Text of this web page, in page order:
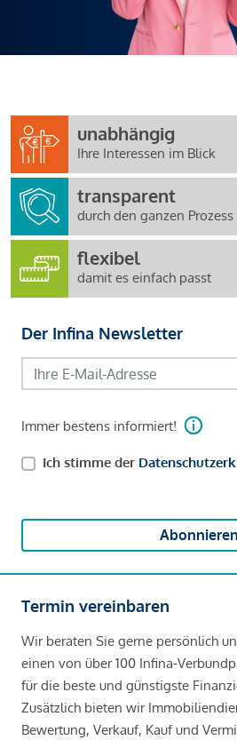
unabhängig
Ihre Interessen im Blick
transparent
durch den ganzen Prozess
flexibel
damit es einfach passt
Der Infina Newsletter
Immer bestens informiert!
Ich stimme der
Abonnieren
Termin vereinbaren
Wir beraten Sie gerne persönlich
einen von über 100 Infina-
für die beste und günstigste
Zusätzlich bieten wir
Bewertung, Verkauf, Kauf und